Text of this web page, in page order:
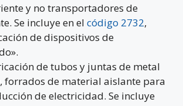
y no transportadores de
Se incluye en el código 2732,
de dispositivos de
de tubos y juntas de metal
forrados de material aislante para
de electricidad. Se incluye